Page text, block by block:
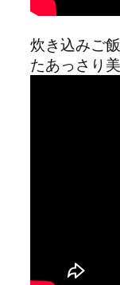
炊き込みご
たあっさり